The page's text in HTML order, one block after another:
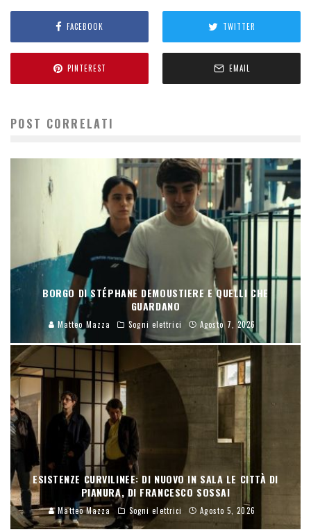
FACEBOOK TWITTER
PINTEREST EMAIL
POST CORRELATI
BORGO DI STÉPHANE DEMOUSTIERE E QUELLI CHE
GUARDANO
Matteo Mazza Sogni elettrici Agosto 7, 2026
ESISTENZE CURVILINEE: DI NUOVO IN SALA LE CITTÀ DI
PIANURA, DI FRANCESCO SOSSAI
Matteo Mazza Sogni elettrici Agosto 5, 2026